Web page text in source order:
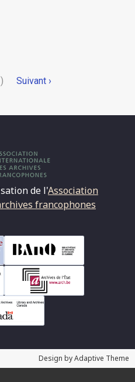
Page
Suivant ›
de l'Association
francophones
Design by Adaptive Theme